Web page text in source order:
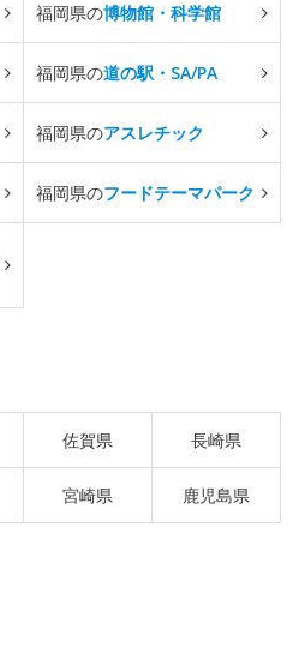
福岡県の博物館・科学館
福岡県の道の駅・SA/PA
福岡県のアスレチック
福岡県のフードテーマパーク
佐賀県 長崎県
宮崎県 鹿児島県